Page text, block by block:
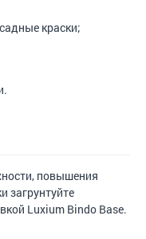
краски;
повышения
загрунтуйте
Luxium Bindo Base.